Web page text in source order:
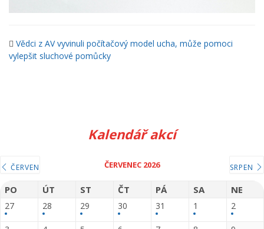
Vědci z AV vyvinuli počítačový model ucha, může pomoci
vylepšit sluchové pomůcky
Kalendář akcí
ČERVEN ČERVENEC 2026 SRPEN
PO ÚT ST ČT PÁ SA NE
27 28 29 30 31 1 2